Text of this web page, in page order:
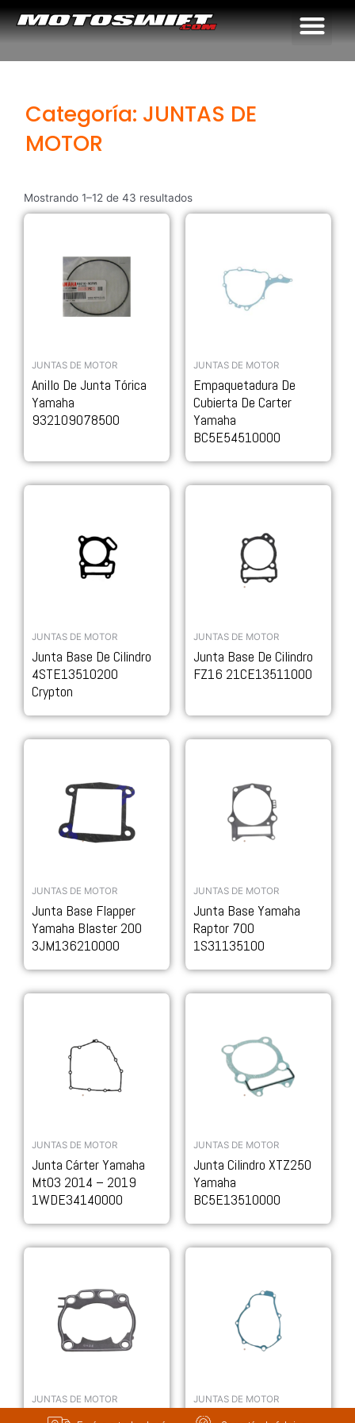
Categoría: JUNTAS DE
MOTOR
Mostrando 1–12 de 43 resultados
JUNTAS DE MOTOR
Anillo De Junta Tórica
Yamaha
932109078500
JUNTAS DE MOTOR
Empaquetadura De
Cubierta De Carter
Yamaha
BC5E54510000
JUNTAS DE MOTOR
Junta Base De Cilindro
4STE13510200
Crypton
JUNTAS DE MOTOR
Junta Base De Cilindro
FZ16 21CE13511000
JUNTAS DE MOTOR
Junta Base Flapper
Yamaha Blaster 200
3JM136210000
JUNTAS DE MOTOR
Junta Base Yamaha
Raptor 700
1S31135100
JUNTAS DE MOTOR
Junta Cárter Yamaha
Mt03 2014 – 2019
1WDE34140000
JUNTAS DE MOTOR
Junta Cilindro XTZ250
Yamaha
BC5E13510000
JUNTAS DE MOTOR
Junta De Base Yz
JUNTAS DE MOTOR
Junta De Carter Fzfi